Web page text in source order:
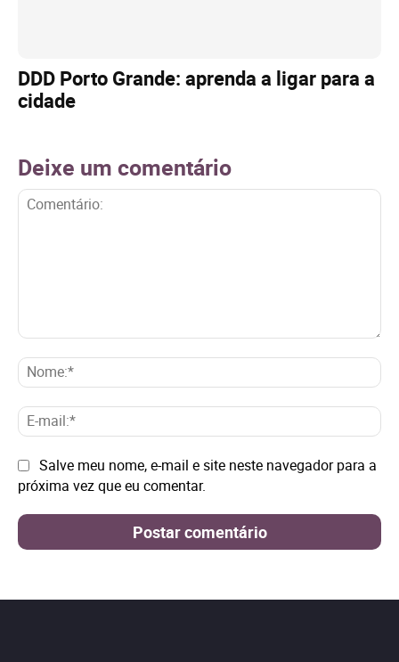
DDD Porto Grande: aprenda a ligar para a
cidade
Deixe um comentário
E-
Site: Salve meu nome, e-mail e site neste navegador para a
próxima vez que eu comentar.